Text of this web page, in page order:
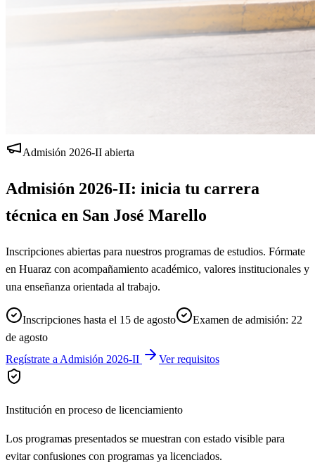
Admisión 2026-II abierta
Admisión 2026-II: inicia tu carrera
técnica en San José Marello
Inscripciones abiertas para nuestros programas de estudios. Fórmate
en Huaraz con acompañamiento académico, valores institucionales y
una enseñanza orientada al trabajo.
Inscripciones hasta el 15 de agosto
Examen de admisión: 22
de agosto
Regístrate a Admisión 2026-II
Ver requisitos
Institución en proceso de licenciamiento
Los programas presentados se muestran con estado visible para
evitar confusiones con programas ya licenciados.